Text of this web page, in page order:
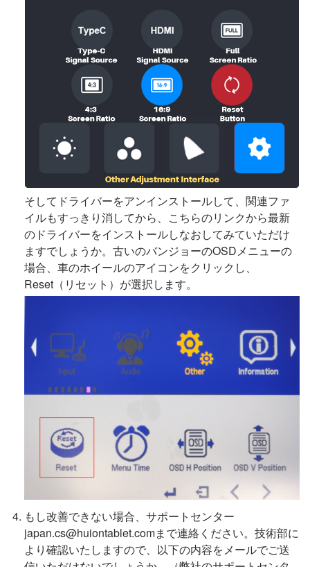
そしてドライバーをアンインストールして、関連ファ
イルもすっきり消してから、こちらのリンクから最新
のドライバーをインストールしなおしてみていただけ
ますでしょうか。古いのバンジョーのOSDメニューの
場合、車のホイールのアイコンをクリックし、
Reset（リセット）が選択します。
もし改善できない場合、サポートセンター
japan.cs@huiontablet.comまで連絡ください。技術部に
より確認いたしますので、以下の内容をメールでご送